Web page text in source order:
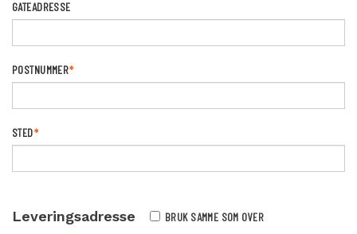
GATEADRESSE
POSTNUMMER*
STED*
Leveringsadresse
BRUK SAMME SOM OVER